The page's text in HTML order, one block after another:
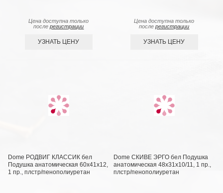
Цена доступна только
послерегистрации
УЗНАТЬ ЦЕНУ
Цена доступна только
послерегистрации
УЗНАТЬ ЦЕНУ
Dome РОДВИГ КЛАССИК бел
Подушка анатомическая 60х41х12,
1 пр., плстр/пенополиуретан
Dome СКИВЕ ЭРГО бел Подушка
анатомическая 48х31х10/11, 1 пр.,
плстр/пенополиуретан